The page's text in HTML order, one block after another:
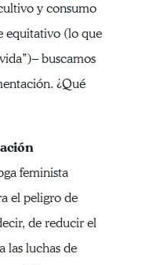
y consumo
equitativo (lo que
buscamos
¿Qué
feminista
el peligro de
de reducir el
las luchas de